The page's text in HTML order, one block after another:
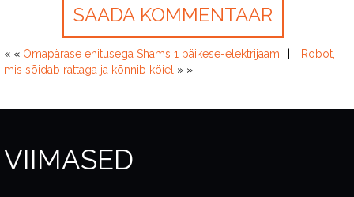
« « Omapärase ehitusega Shams 1 päikese-elektrijaam
Robot,
mis sõidab rattaga ja kõnnib köiel » »
VIIMASED